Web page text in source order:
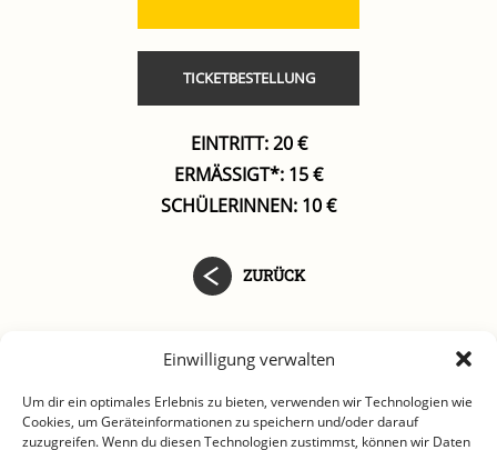
Einwilligung verwalten
Um dir ein optimales Erlebnis zu bieten, verwenden wir Technologien wie
Cookies, um Geräteinformationen zu speichern und/oder darauf
zuzugreifen. Wenn du diesen Technologien zustimmst, können wir Daten
TICKETBESTELLUNG
EINTRITT: 20 €
ERMÄSSIGT*: 15 €
SCHÜLERINNEN: 10 €
ZURÜCK